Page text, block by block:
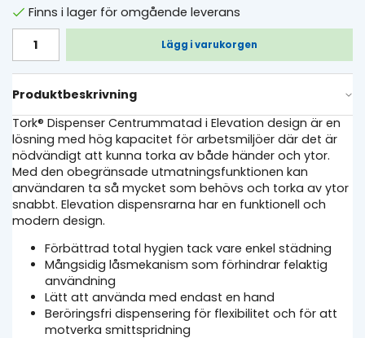
Finns i lager för omgående leverans
Lägg i varukorgen
Produktbeskrivning
Tork® Dispenser Centrummatad i Elevation design är en
lösning med hög kapacitet för arbetsmiljöer där det är
nödvändigt att kunna torka av både händer och ytor.
Med den obegränsade utmatningsfunktionen kan
användaren ta så mycket som behövs och torka av ytor
snabbt. Elevation dispensrarna har en funktionell och
modern design.
Förbättrad total hygien tack vare enkel städning
Mångsidig låsmekanism som förhindrar felaktig
användning
Lätt att använda med endast en hand
Beröringsfri dispensering för flexibilitet och för att
motverka smittspridning